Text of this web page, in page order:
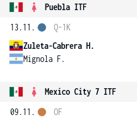
Puebla ITF
13.11.
Zuleta-Cabrera H.
Mignola F.
Q-1K
Mexico City 7 ITF
09.11.
OF